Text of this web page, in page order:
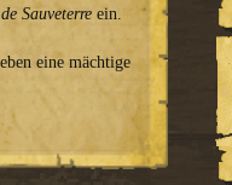
Sauveterre ein.
eine mächtige